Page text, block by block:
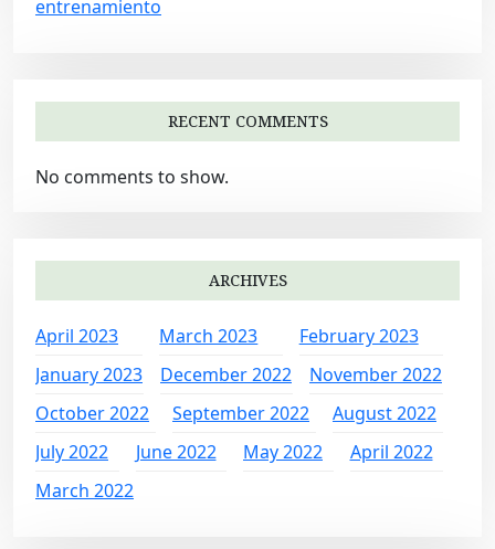
entrenamiento
RECENT COMMENTS
No comments to show.
ARCHIVES
April 2023 March 2023
February 2023
January 2023
December 2022
November 2022
October 2022
September 2022
August 2022
July 2022
June 2022 May 2022
April 2022
March 2022